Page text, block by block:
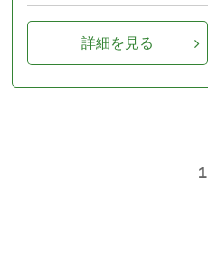
詳細を見る
1